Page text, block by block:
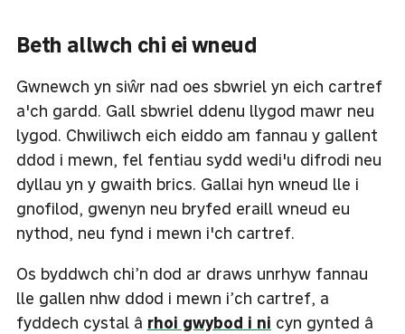
Beth allwch chi ei wneud
Gwnewch yn siŵr nad oes sbwriel yn eich cartref
a'ch gardd. Gall sbwriel ddenu llygod mawr neu
lygod. Chwiliwch eich eiddo am fannau y gallent
ddod i mewn, fel fentiau sydd wedi'u difrodi neu
dyllau yn y gwaith brics. Gallai hyn wneud lle i
gnofilod, gwenyn neu bryfed eraill wneud eu
nythod, neu fynd i mewn i'ch cartref.
Os byddwch chi’n dod ar draws unrhyw fannau
lle gallen nhw ddod i mewn i’ch cartref, a
fyddech cystal â rhoi gwybod i ni cyn gynted â